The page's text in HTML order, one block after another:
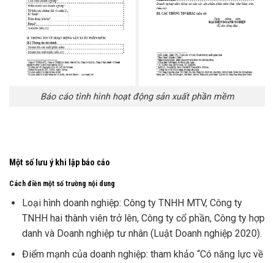
Báo cáo tình hình hoạt động sản xuất phần mềm
Một số lưu ý khi lập báo cáo
Cách điền một số trường nội dung
Loại hình doanh nghiệp: Công ty TNHH MTV, Công ty
TNHH hai thành viên trở lên, Công ty cổ phần, Công ty hợp
danh và Doanh nghiệp tư nhân (Luật Doanh nghiệp 2020).
Điểm mạnh của doanh nghiệp: tham khảo “Có năng lực về